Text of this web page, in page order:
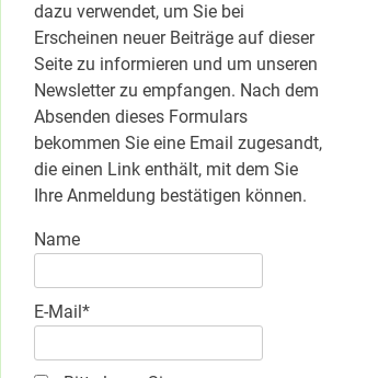
dazu verwendet, um Sie bei
Erscheinen neuer Beiträge auf dieser
Seite zu informieren und um unseren
Newsletter zu empfangen. Nach dem
Absenden dieses Formulars
bekommen Sie eine Email zugesandt,
die einen Link enthält, mit dem Sie
Ihre Anmeldung bestätigen können.
Name
E-Mail*